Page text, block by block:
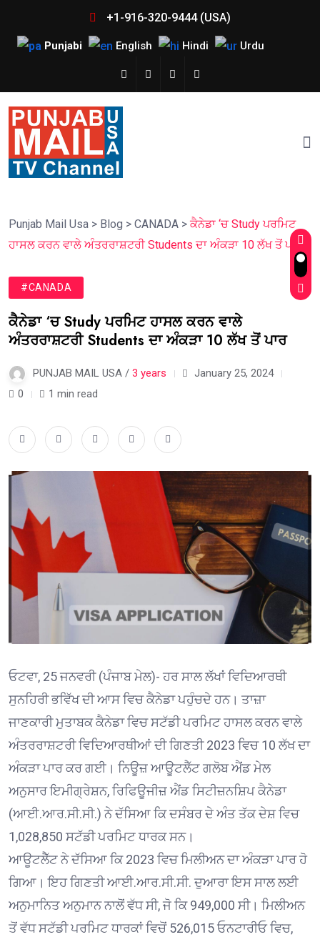
+1-916-320-9444 (USA)
Punjabi English Hindi Urdu
Punjab Mail Usa > Blog > CANADA > ਕੈਨੇਡਾ ‘ਚ Study ਪਰਮਿਟ
ਹਾਸਲ ਕਰਨ ਵਾਲੇ ਅੰਤਰਰਾਸ਼ਟਰੀ Students ਦਾ ਅੰਕੜਾ 10 ਲੱਖ ਤੋਂ ਪਾਰ
#CANADA
ਕੈਨੇਡਾ ‘ਚ Study ਪਰਮਿਟ ਹਾਸਲ ਕਰਨ ਵਾਲੇ
ਅੰਤਰਰਾਸ਼ਟਰੀ Students ਦਾ ਅੰਕੜਾ 10 ਲੱਖ ਤੋਂ ਪਾਰ
PUNJAB MAIL USA / 3 years
January 25, 2024
0
1 min read
ਓਟਵਾ, 25 ਜਨਵਰੀ (ਪੰਜਾਬ ਮੇਲ)- ਹਰ ਸਾਲ ਲੱਖਾਂ ਵਿਦਿਆਰਥੀ
ਸੁਨਹਿਰੀ ਭਵਿੱਖ ਦੀ ਆਸ ਵਿਚ ਕੈਨੇਡਾ ਪਹੁੰਚਦੇ ਹਨ। ਤਾਜ਼ਾ
ਜਾਣਕਾਰੀ ਮੁਤਾਬਕ ਕੈਨੇਡਾ ਵਿਚ ਸਟੱਡੀ ਪਰਮਿਟ ਹਾਸਲ ਕਰਨ ਵਾਲੇ
ਅੰਤਰਰਾਸ਼ਟਰੀ ਵਿਦਿਆਰਥੀਆਂ ਦੀ ਗਿਣਤੀ 2023 ਵਿਚ 10 ਲੱਖ ਦਾ
ਅੰਕੜਾ ਪਾਰ ਕਰ ਗਈ। ਨਿਊਜ਼ ਆਊਟਲੈੱਟ ਗਲੋਬ ਐਂਡ ਮੇਲ
ਅਨੁਸਾਰ ਇਮੀਗ੍ਰੇਸ਼ਨ, ਰਿਫਿਊਜੀਜ਼ ਐਂਡ ਸਿਟੀਜ਼ਨਸ਼ਿਪ ਕੈਨੇਡਾ
(ਆਈ.ਆਰ.ਸੀ.ਸੀ.) ਨੇ ਦੱਸਿਆ ਕਿ ਦਸੰਬਰ ਦੇ ਅੰਤ ਤੱਕ ਦੇਸ਼ ਵਿਚ
1,028,850 ਸਟੱਡੀ ਪਰਮਿਟ ਧਾਰਕ ਸਨ।
ਆਊਟਲੈੱਟ ਨੇ ਦੱਸਿਆ ਕਿ 2023 ਵਿਚ ਮਿਲੀਅਨ ਦਾ ਅੰਕੜਾ ਪਾਰ ਹੋ
ਗਿਆ। ਇਹ ਗਿਣਤੀ ਆਈ.ਆਰ.ਸੀ.ਸੀ. ਦੁਆਰਾ ਇਸ ਸਾਲ ਲਈ
ਅਨੁਮਾਨਿਤ ਅਨੁਮਾਨ ਨਾਲੋਂ ਵੱਧ ਸੀ, ਜੋ ਕਿ 949,000 ਸੀ। ਮਿਲੀਅਨ
ਤੋਂ ਵੱਧ ਸਟੱਡੀ ਪਰਮਿਟ ਧਾਰਕਾਂ ਵਿਚੋਂ 526,015 ਓਨਟਾਰੀਓ ਵਿਚ,